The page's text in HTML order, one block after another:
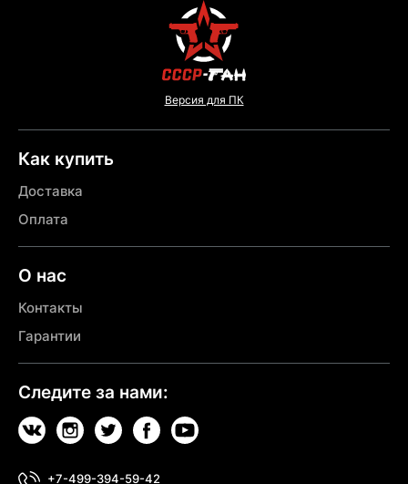
Версия для ПК
Как купить
Доставка
Оплата
О нас
Контакты
Гарантии
Следите за нами:
+7-499-394-59-42